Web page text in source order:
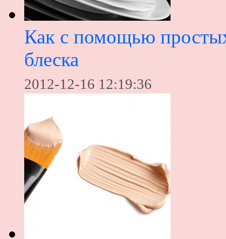
Как с помощью
блеска
2012-12-16 12:19:36